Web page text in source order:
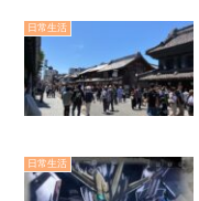
日常生活
日常生活